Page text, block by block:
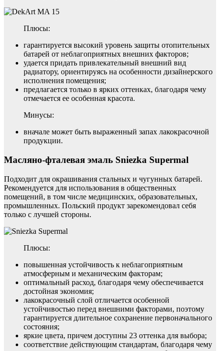
Плюсы:
гарантируется высокий уровень защиты отопительных
батарей от неблагоприятных внешних факторов;
удается придать привлекательный внешний вид
радиатору, ориентируясь на особенности дизайнерского
исполнения помещения;
предлагается только в ярких оттенках, благодаря чему
отмечается ее особенная красота.
Минусы:
вначале может быть выраженный запах лакокрасочной
продукции.
Масляно-фталевая эмаль Sniezka Supermal
Подходит для окрашивания стальных и чугунных батарей.
Рекомендуется для использования в общественных
помещений, в том числе медицинских, образовательных,
промышленных. Польский продукт зарекомендовал себя
только с лучшей стороны.
Плюсы:
повышенная устойчивость к неблагоприятным
атмосферным и механическим факторам;
оптимальный расход, благодаря чему обеспечивается
достойная экономия;
лакокрасочный слой отличается особенной
устойчивостью перед внешними факторами, поэтому
гарантируется длительное сохранение первоначального
состояния;
яркие цвета, причем доступны 23 оттенка для выбора;
соответствие действующим стандартам, благодаря чему